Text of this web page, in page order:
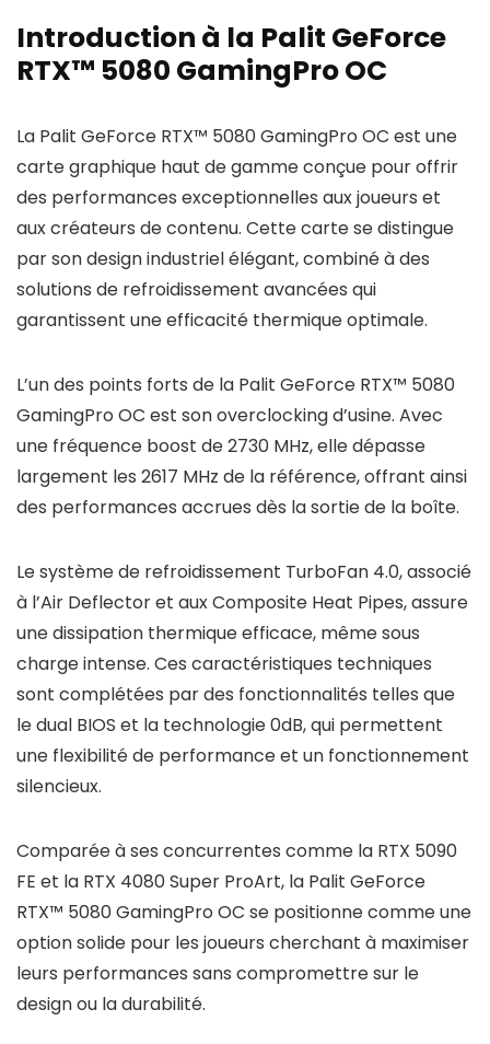
Introduction à la Palit GeForce
RTX™ 5080 GamingPro OC
La Palit GeForce RTX™ 5080 GamingPro OC est une
carte graphique haut de gamme conçue pour offrir
des performances exceptionnelles aux joueurs et
aux créateurs de contenu. Cette carte se distingue
par son design industriel élégant, combiné à des
solutions de refroidissement avancées qui
garantissent une efficacité thermique optimale.
L’un des points forts de la Palit GeForce RTX™ 5080
GamingPro OC est son overclocking d’usine. Avec
une fréquence boost de 2730 MHz, elle dépasse
largement les 2617 MHz de la référence, offrant ainsi
des performances accrues dès la sortie de la boîte.
Le système de refroidissement TurboFan 4.0, associé
à l’Air Deflector et aux Composite Heat Pipes, assure
une dissipation thermique efficace, même sous
charge intense. Ces caractéristiques techniques
sont complétées par des fonctionnalités telles que
le dual BIOS et la technologie 0dB, qui permettent
une flexibilité de performance et un fonctionnement
silencieux.
Comparée à ses concurrentes comme la RTX 5090
FE et la RTX 4080 Super ProArt, la Palit GeForce
RTX™ 5080 GamingPro OC se positionne comme une
option solide pour les joueurs cherchant à maximiser
leurs performances sans compromettre sur le
design ou la durabilité.